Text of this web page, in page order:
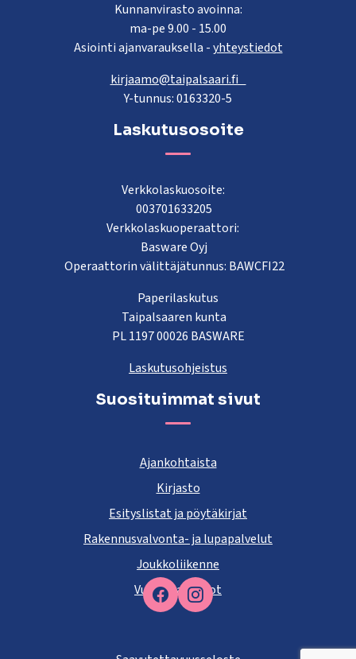
Facebook
Kunnanvirasto avoinna:
ma-pe 9.00 - 15.00
Asiointi ajanvarauksella -yhteystiedot
kirjaamo@taipalsaari.fi
Y-tunnus: 0163320-5
Laskutusosoite
Verkkolaskuosoite:
003701633205
Verkkolaskuoperaattori:
Basware Oyj
Operaattorin välittäjätunnus: BAWCFI22
Paperilaskutus
Taipalsaaren kunta
PL 1197 00026 BASWARE
Laskutusohjeistus
Suosituimmat sivut
Ajankohtaista
Kirjasto
Esityslistat ja pöytäkirjat
Rakennusvalvonta- ja lupapalvelut
Joukkoliikenne
Vuokra-asunnot